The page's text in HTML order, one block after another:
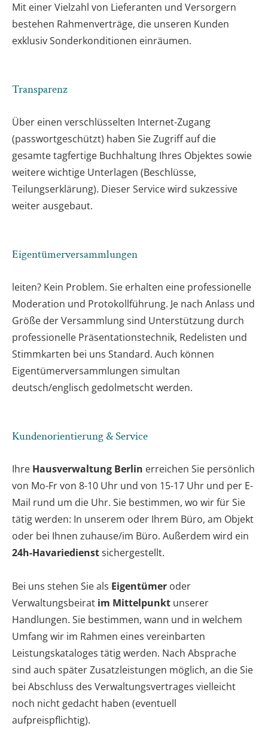
Mit einer Vielzahl von Lieferanten und Versorgern
bestehen Rahmenverträge, die unseren Kunden
exklusiv Sonderkonditionen einräumen.
Transparenz
Über einen verschlüsselten Internet-Zugang
(passwortgeschützt) haben Sie Zugriff auf die
gesamte tagfertige Buchhaltung Ihres Objektes sowie
weitere wichtige Unterlagen (Beschlüsse,
Teilungserklärung). Dieser Service wird sukzessive
weiter ausgebaut.
Eigentümerversammlungen
leiten? Kein Problem. Sie erhalten eine professionelle
Moderation und Protokollführung. Je nach Anlass und
Größe der Versammlung sind Unterstützung durch
professionelle Präsentationstechnik, Redelisten und
Stimmkarten bei uns Standard. Auch können
Eigentümerversammlungen simultan
deutsch/englisch gedolmetscht werden.
Kundenorientierung & Service
Ihre Hausverwaltung Berlin erreichen Sie persönlich
von Mo-Fr von 8-10 Uhr und von 15-17 Uhr und per E-
Mail rund um die Uhr. Sie bestimmen, wo wir für Sie
tätig werden: In unserem oder Ihrem Büro, am Objekt
oder bei Ihnen zuhause/im Büro. Außerdem wird ein
24h-Havariedienstsichergestellt.
Bei uns stehen Sie als Eigentümer oder
Verwaltungsbeirat im Mittelpunkt unserer
Handlungen. Sie bestimmen, wann und in welchem
Umfang wir im Rahmen eines vereinbarten
Leistungskataloges tätig werden. Nach Absprache
sind auch später Zusatzleistungen möglich, an die Sie
bei Abschluss des Verwaltungsvertrages vielleicht
noch nicht gedacht haben (eventuell
aufpreispflichtig).